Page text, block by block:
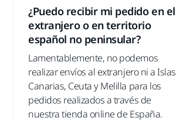
¿Puedo recibir mi pedido en el
extranjero o en territorio
español no peninsular?
Lamentablemente, no podemos
realizar envíos al extranjero ni a Islas
Canarias, Ceuta y Melilla para los
pedidos realizados a través de
nuestra tienda online de España.